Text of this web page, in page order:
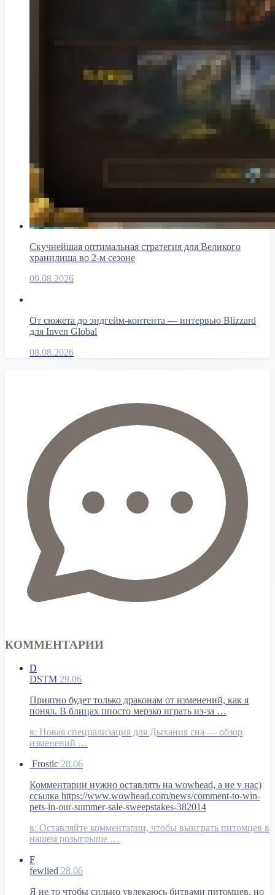
Скучнейшая оптимальная стратегия для Великого
хранилища во 2-м сезоне
09.08.2026
От сюжета до эндгейм-контента — интервью Blizzard
для Inven Global
08.08.2026
КОММЕНТАРИИ
D
DSTM 29.06
Приятно будет только драконам от изменений, как я
понял. В блицах ппосто мерзко играть из-за …
в: Новая специализация для Дыхания сна — обзор
изменений …
Frostic 28.06
Комментарии нужно оставлять на wowhead, а не у нас)
ссылка https://www.wowhead.com/news/comment-to-win-
pets-in-our-summer-sale-sweepstakes-382014
в: Оставляйте комментарии, чтобы выиграть питомцев в
нашем розыгрыше …
F
fewlied 28.06
Я не то чтобы сильно увлекаюсь битвами питомцев, но